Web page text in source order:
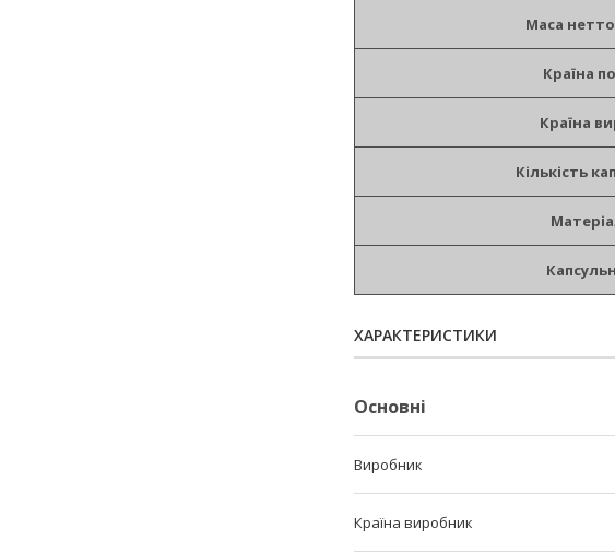
Маса
Країна
Країна
Кількість
ХАРАКТЕРИСТИКИ
Основні
Виробник
Країна виробник